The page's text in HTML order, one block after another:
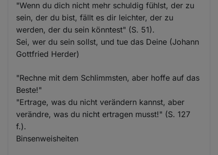
"Wenn du dich nicht mehr schuldig fühlst, der zu
sein, der du bist, fällt es dir leichter, der zu
werden, der du sein könntest" (S. 51).
Sei, wer du sein sollst, und tue das Deine (Johann
Gottfried Herder)
"Rechne mit dem Schlimmsten, aber hoffe auf das
Beste!"
"Ertrage, was du nicht verändern kannst, aber
verändre, was du nicht ertragen musst!" (S. 127
f.).
Binsenweisheiten